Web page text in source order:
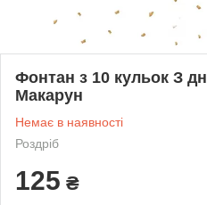
Фонтан з 10 кульок З
Макарун
Немає в наявності
Роздріб
125 ₴